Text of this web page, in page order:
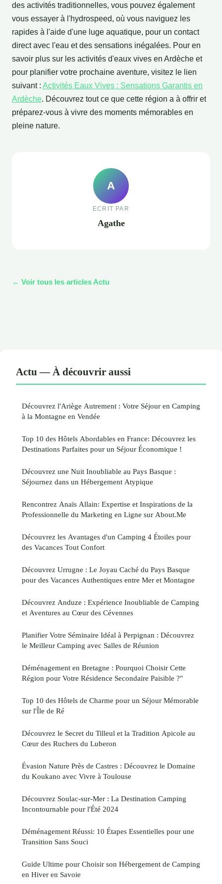
des activités traditionnelles, vous pouvez également
vous essayer à l'hydrospeed, où vous naviguez les
rapides à l'aide d'une luge aquatique, pour un contact
direct avec l'eau et des sensations inégalées. Pour en
savoir plus sur les activités d'eaux vives en Ardèche et
pour planifier votre prochaine aventure, visitez le lien
suivant : Activités Eaux Vives : Sensations Garantis en
Ardèche. Découvrez tout ce que cette région a à offrir et
préparez-vous à vivre des moments mémorables en
pleine nature.
A
ECRIT PAR
Agathe
← Voir tous les articles Actu
Actu — À découvrir aussi
Découvrez l'Ariège Autrement : Votre Séjour en Camping
à la Montagne en Vendée
Top 10 des Hôtels Abordables en France: Découvrez les
Destinations Parfaites pour un Séjour Économique !
Découvrez une Nuit Inoubliable au Pays Basque :
Séjournez dans un Hébergement Atypique
Rencontrez Anaïs Allain: Expertise et Inspirations de la
Professionnelle du Marketing en Ligne sur About.Me
Découvrez les Avantages d'un Camping 4 Étoiles pour
des Vacances Tout Confort
Découvrez Urrugne : Le Joyau Caché du Pays Basque
pour des Vacances Authentiques entre Mer et Montagne
Découvrez Anduze : Expérience Inoubliable de Camping
et Aventures au Cœur des Cévennes
Planifier Votre Séminaire Idéal à Perpignan : Découvrez
le Meilleur Camping avec Salles de Réunion
Déménagement en Bretagne : Pourquoi Choisir Cette
Région pour Votre Résidence Secondaire Paisible ?"
Top 10 des Hôtels de Charme pour un Séjour Mémorable
sur l'Île de Ré
Découvrez le Secret du Tilleul et la Tradition Apicole au
Cœur des Ruchers du Luberon
Évasion Nature Près de Castres : Découvrez le Domaine
du Koukano avec Vivre à Toulouse
Découvrez Soulac-sur-Mer : La Destination Camping
Incontournable pour l'Été 2024
Déménagement Réussi: 10 Étapes Essentielles pour une
Transition Sans Souci
Guide Ultime pour Choisir son Hébergement de Camping
en Hiver en Savoie